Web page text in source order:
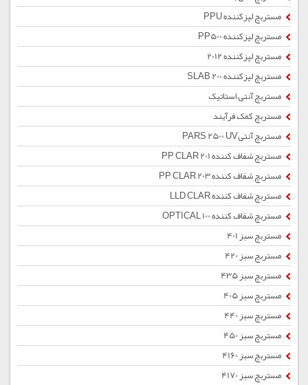
مستربچ لیزکننده PPU
مستربچ لیزکننده PP500
مستربچ لیزکننده 2012
مستربچ لیزکننده SLAB 200
مستربچ آنتی استاتیک
مستربچ کمک فرآیند
مستربچ آنتیPARS 2500 UV
مستربچ شفاف کننده PP CLAR 201
مستربچ شفاف کننده PP CLAR 203
مستربچ شفاف کننده LLD CLAR
مستربچ شفاف کننده OPTICAL 100
مستربچ سبز 401
مستربچ سبز 420
مستربچ سبز 435
مستربچ سبز 405
مستربچ سبز 440
مستربچ سبز 450
مستربچ سبز 4160
مستربچ سبز 4170